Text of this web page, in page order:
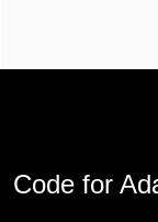
Code for